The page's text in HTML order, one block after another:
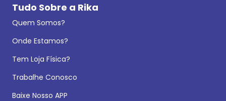
Tudo Sobre a Rika
Quem Somos?
Onde Estamos?
Tem Loja Física?
Trabalhe Conosco
Baixe Nosso APP